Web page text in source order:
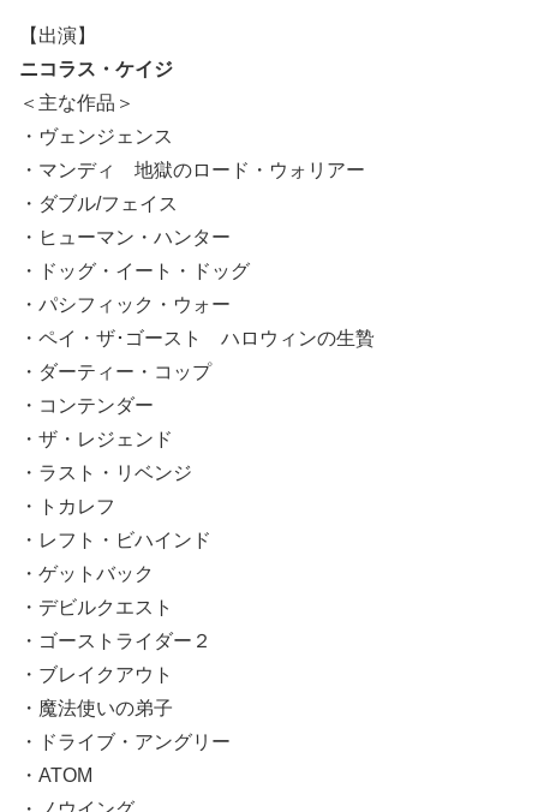
【出演】
ニコラス・ケイジ
＜主な作品＞
・ヴェンジェンス
・マンディ 地獄のロード・ウォリアー
・ダブル/フェイス
・ヒューマン・ハンター
・ドッグ・イート・ドッグ
・パシフィック・ウォー
・ペイ・ザ･ゴースト ハロウィンの生贄
・ダーティー・コップ
・コンテンダー
・ザ・レジェンド
・ラスト・リベンジ
・トカレフ
・レフト・ビハインド
・ゲットバック
・デビルクエスト
・ゴーストライダー２
・ブレイクアウト
・魔法使いの弟子
・ドライブ・アングリー
・ATOM